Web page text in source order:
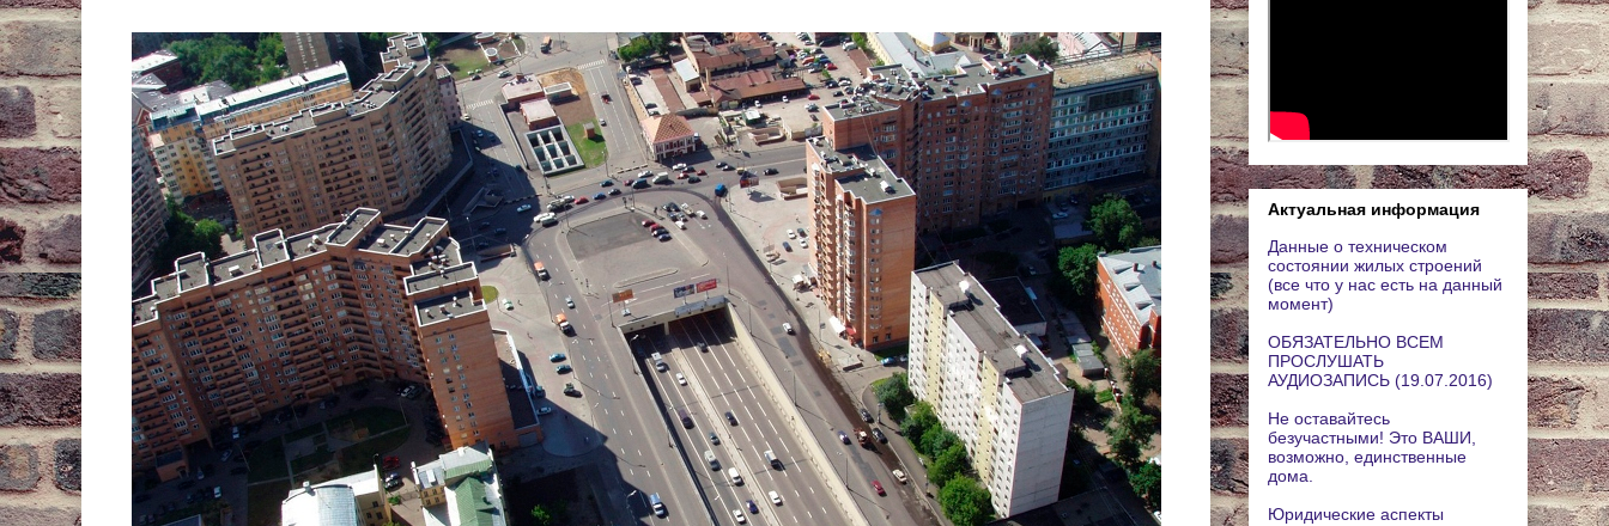
Актуальная информация
Данные о техническом
состоянии жилых строений
(все что у нас есть на данный
момент)
ОБЯЗАТЕЛЬНО ВСЕМ
ПРОСЛУШАТЬ
АУДИОЗАПИСЬ (19.07.2016)
Не оставайтесь
безучастными! Это ВАШИ,
возможно, единственные
дома.
Юридические аспекты